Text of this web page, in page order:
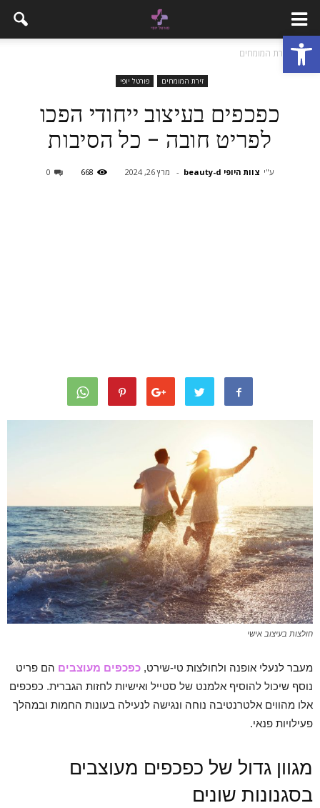
פתח סרגל נגישות
בית זירת המומחים
זירת המומחים פורטל יופי
כפכפים בעיצוב ייחודי הפכו
לפריט חובה – כל הסיבות
ע"י צוות היופי beauty-d - מרץ 26, 2024 668
0
חולצות בעיצוב אישי
מעבר לנעלי אופנה ולחולצות טי-שירט, כפכפים מעוצבים הם פריט
נוסף שיכול להוסיף אלמנט של סטייל ואישיות לחזות הגברית. כפכפים
אלו מהווים אלטרנטיבה נוחה ונגישה לנעילה בעונות החמות ובמהלך
פעילויות פנאי.
מגוון גדול של כפכפים מעוצבים
בסגנונות שונים